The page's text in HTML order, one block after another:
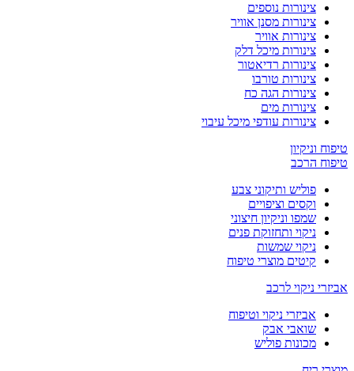
צינורות נוספים
צינורות מסנן אוויר
צינורות אוויר
צינורות מיכל דלק
צינורות רדיאטור
צינורות טורבו
צינורות הגה כח
צינורות מים
צינורות עודפי מיכל עיבוי
טיפוח וניקיון
טיפוח הרכב
פוליש ותיקוני צבע
וקסים וציפויים
שמפו וניקיון חיצוני
ניקוי ותחזוקת פנים
ניקוי שמשות
קיטים מוצרי טיפוח
אביזרי ניקוי לרכב
אביזרי ניקוי וטיפוח
שואבי אבק
מכונות פוליש